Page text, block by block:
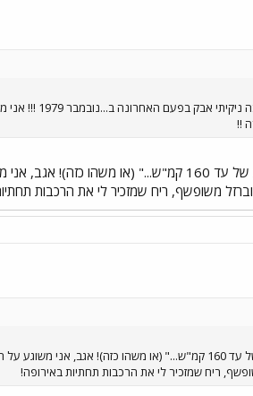
ניקיון - אף פעם לא היה הצד
!!
ויגיעו למהירות מירבית של עד 160 קמ"ש..." (או משהו
משופשף, ריח שמזכיר לי את הרכבות
ויגיעו למהירות מירבית של עד 160 קמ"ש..." (או משהו כזה)! אגב,
ריח שמזכיר לי את הרכבות תחתיות באירופה!